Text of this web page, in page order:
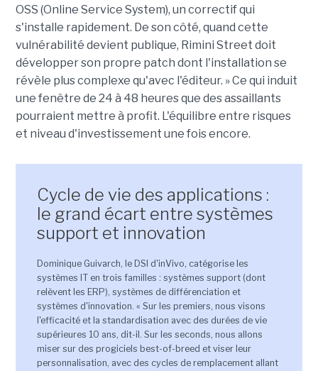
OSS (Online Service System), un correctif qui
s'installe rapidement. De son côté, quand cette
vulnérabilité devient publique, Rimini Street doit
développer son propre patch dont l'installation se
révèle plus complexe qu'avec l'éditeur. » Ce qui induit
une fenêtre de 24 à 48 heures que des assaillants
pourraient mettre à profit. L'équilibre entre risques
et niveau d'investissement une fois encore.
Cycle de vie des applications :
le grand écart entre systèmes
support et innovation
Dominique Guivarch, le DSI d'inVivo, catégorise les
systèmes IT en trois familles : systèmes support (dont
relèvent les ERP), systèmes de différenciation et
systèmes d'innovation. « Sur les premiers, nous visons
l'efficacité et la standardisation avec des durées de vie
supérieures 10 ans, dit-il. Sur les seconds, nous allons
miser sur des progiciels best-of-breed et viser leur
personnalisation, avec des cycles de remplacement allant